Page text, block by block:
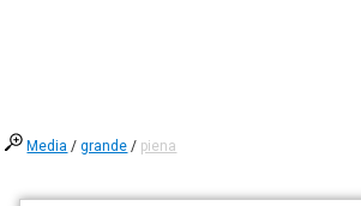
Media /grande / piena